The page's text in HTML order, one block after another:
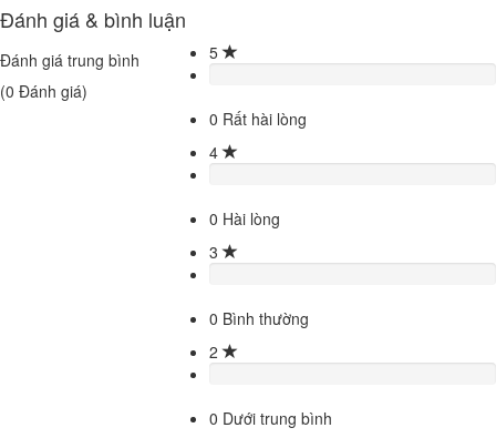
Đánh giá & bình luận
Đánh giá trung bình
(0 Đánh giá)
5
0 Rất hài lòng
4
0 Hài lòng
3
0 Bình thường
2
0 Dưới trung bình